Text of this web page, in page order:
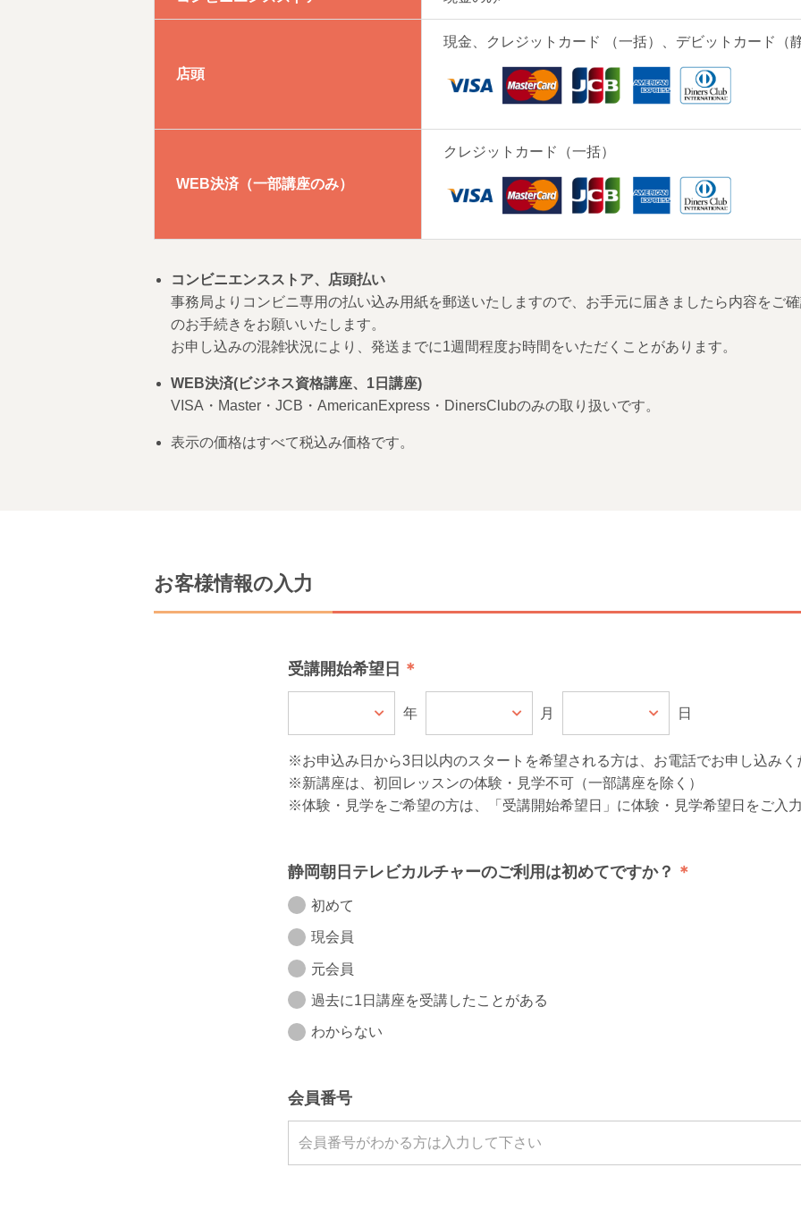
店頭
現金、クレジットカード （一括）、デビットカード（
WEB決済（一部講座のみ）
クレジットカード（一括）
コンビニエンスストア、店頭払い
事務局よりコンビニ専用の払い込み用紙を郵送いたしますので、お手元に届きましたら内容をご
のお手続きをお願いいたします。
お申し込みの混雑状況により、発送までに1週間程度お時間をいただくことがあります。
WEB決済(ビジネス資格講座、1日講座)
VISA・Master・JCB・AmericanExpress・DinersClubのみの取り扱いです。
表示の価格はすべて税込み価格です。
お客様情報の入力
受講開始希望日
年 月 日
※お申込み日から3日以内のスタートを希望される方は、お電話でお申し込みく
※新講座は、初回レッスンの体験・見学不可（一部講座を除く）
※体験・見学をご希望の方は、「受講開始希望日」に体験・見学希望日をご入力
静岡朝日テレビカルチャーのご利用は初めてですか？
初めて
現会員
元会員
過去に1日講座を受講したことがある
わからない
会員番号